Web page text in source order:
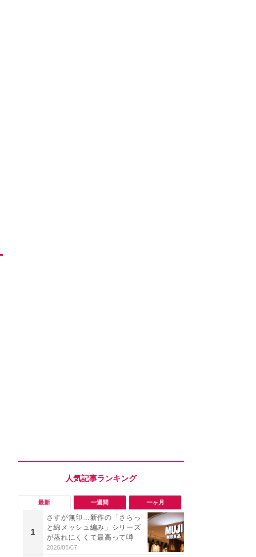
最新 一週間 一ヶ月
1
さすが無印…新作の「さらっ
と綿メッシュ編み」シリーズ
が蒸れにくくて最高って噂
2026/05/07